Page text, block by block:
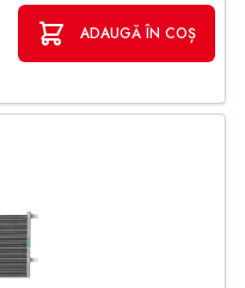
ADAUGĂ ÎN COȘ